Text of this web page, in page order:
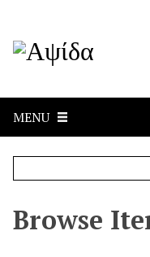
MENU
Browse